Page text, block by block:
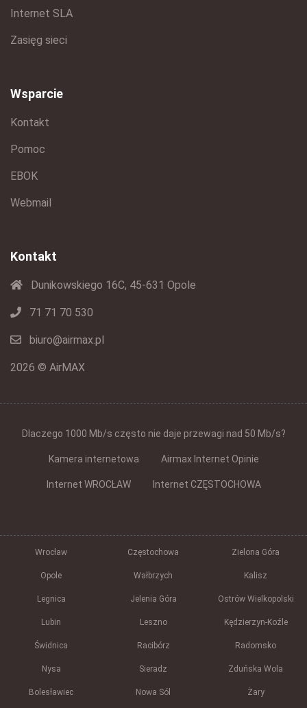
Internet SLA
Zasięg sieci
Wsparcie
Kontakt
Pomoc
EBOK
Webmail
Kontakt
Dunikowskiego 16C, 45-631 Opole
71 71 70 530
biuro@airmax.pl
2026 © AirMAX
Dlaczego 1000 Mb/s często nie daje przewagi nad 50 Mb/s?
Kamera internetowa Airmax Internet Opinie
Internet WROCŁAW Internet CZĘSTOCHOWA
Wrocław Częstochowa Zielona Góra
Opole Wałbrzych Kalisz
Legnica Jelenia Góra Ostrów Wielkopolski
Lubin Leszno Kędzierzyn-Koźle
Świdnica Racibórz Radomsko
Nysa Sieradz Zduńska Wola
Bolesławiec Nowa Sól Żary